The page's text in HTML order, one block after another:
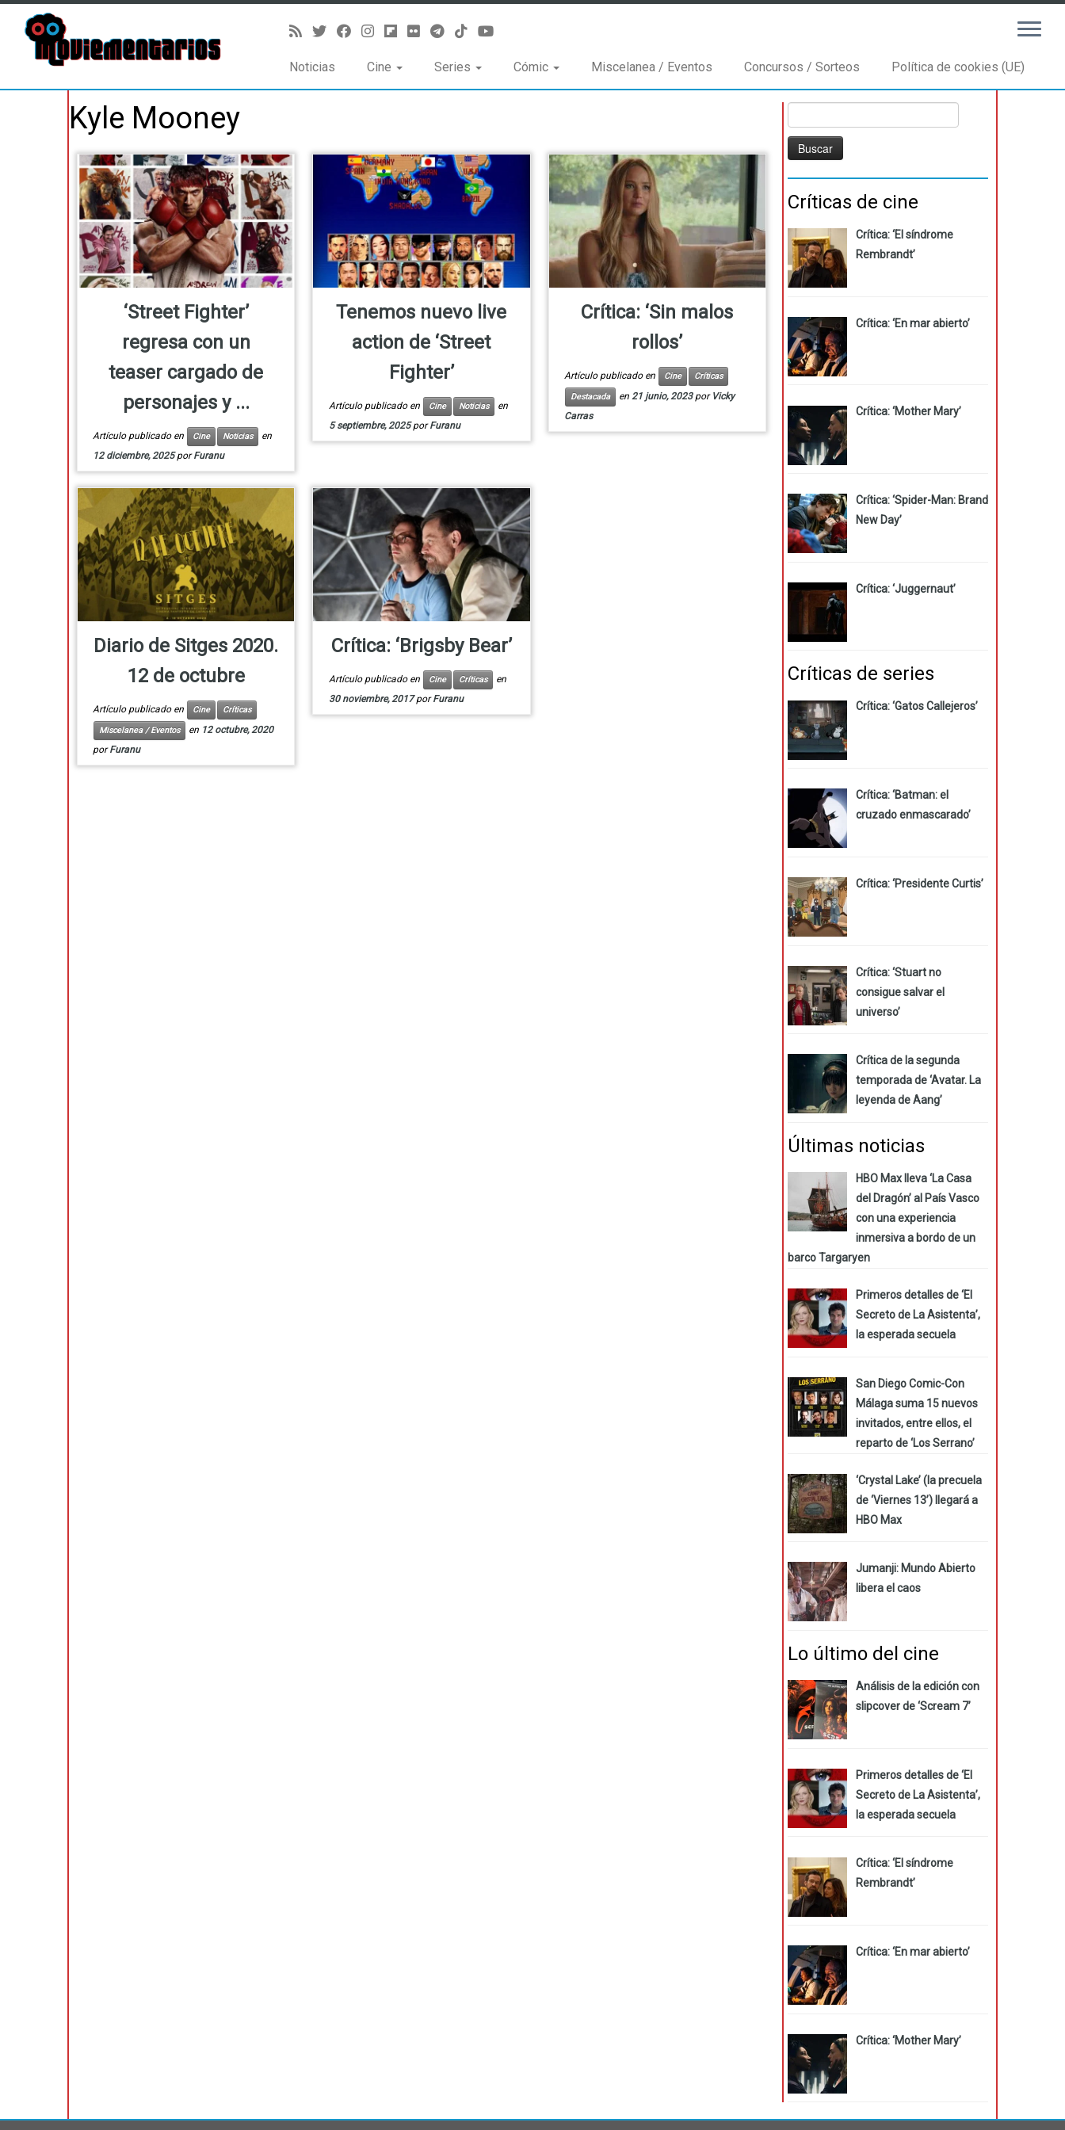
Noticias Cine Series Cómic Miscelanea / Eventos Concursos / Sorteos Política de cookies (UE)
Kyle Mooney
‘Street Fighter’
regresa con un
teaser cargado de
personajes y ...
Artículo publicado en Cine Noticias
en
12 diciembre, 2025 porFuranu
Tenemos nuevo live
action de ‘Street
Fighter’
Artículo publicado en Cine Noticias
en
5 septiembre, 2025 porFuranu
Crítica: ‘Sin malos
rollos’
Artículo publicado en Cine
Críticas
Destacada
en 21 junio, 2023 por Vicky
Carras
Diario de Sitges 2020.
12 de octubre
Artículo publicado en Cine
Críticas
Miscelanea / Eventos
en 12 octubre, 2020
porFuranu
Crítica: ‘Brigsby Bear’
Artículo publicado en Cine Críticas
en
30 noviembre, 2017 porFuranu
Críticas de cine
Crítica: ‘El síndrome
Rembrandt’
Crítica: ‘En mar abierto’
Crítica: ‘Mother Mary’
Crítica: ‘Spider-Man: Brand
New Day’
Crítica: ‘Juggernaut’
Críticas de series
Crítica: ‘Gatos Callejeros’
Crítica: ‘Batman: el
cruzado enmascarado’
Crítica: ‘Presidente Curtis’
Crítica: ‘Stuart no
consigue salvar el
universo’
Crítica de la segunda
temporada de ‘Avatar. La
leyenda de Aang’
Últimas noticias
HBO Max lleva ‘La Casa
del Dragón’ al País Vasco
con una experiencia
inmersiva a bordo de un
barco Targaryen
Primeros detalles de ‘El
Secreto de La Asistenta’,
la esperada secuela
San Diego Comic-Con
Málaga suma 15 nuevos
invitados, entre ellos, el
reparto de ‘Los Serrano’
‘Crystal Lake’ (la precuela
de ‘Viernes 13’) llegará a
HBO Max
Jumanji: Mundo Abierto
libera el caos
Lo último del cine
Análisis de la edición con
slipcover de ‘Scream 7’
Primeros detalles de ‘El
Secreto de La Asistenta’,
la esperada secuela
Crítica: ‘El síndrome
Rembrandt’
Crítica: ‘En mar abierto’
Crítica: ‘Mother Mary’